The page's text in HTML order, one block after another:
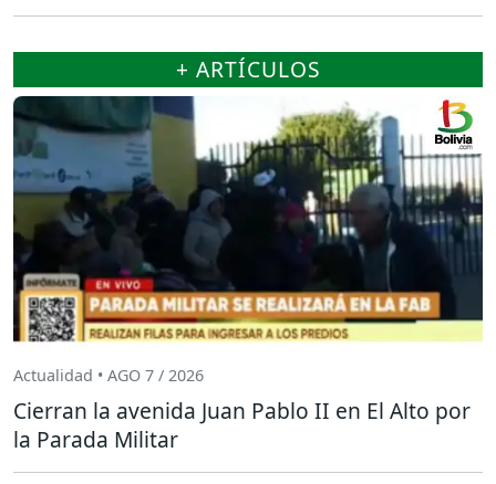
+ ARTÍCULOS
Actualidad • AGO 7 / 2026
Cierran la avenida Juan Pablo II en El Alto por
la Parada Militar